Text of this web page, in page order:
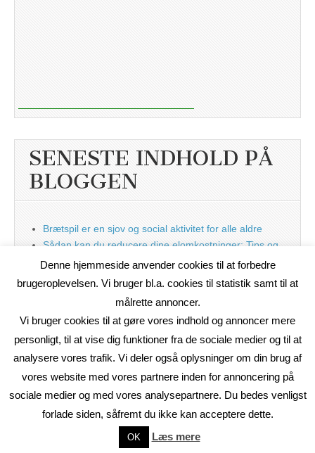
SENESTE INDHOLD PÅ
BLOGGEN
Brætspil er en sjov og social aktivitet for alle aldre
Sådan kan du reducere dine elomkostninger: Tips og
tricks til at spare på elprisen
Nu med blog
On2Net Link Katalog
The Magazine Basic Theme bybavotasan.com
Denne hjemmeside anvender cookies til at forbedre
brugeroplevelsen. Vi bruger bl.a. cookies til statistik samt til at
målrette annoncer.
Vi bruger cookies til at gøre vores indhold og annoncer mere
personligt, til at vise dig funktioner fra de sociale medier og til at
analysere vores trafik. Vi deler også oplysninger om din brug af
vores website med vores partnere inden for annoncering på
sociale medier og med vores analysepartnere. Du bedes venligst
forlade siden, såfremt du ikke kan acceptere dette.
OK Læs mere